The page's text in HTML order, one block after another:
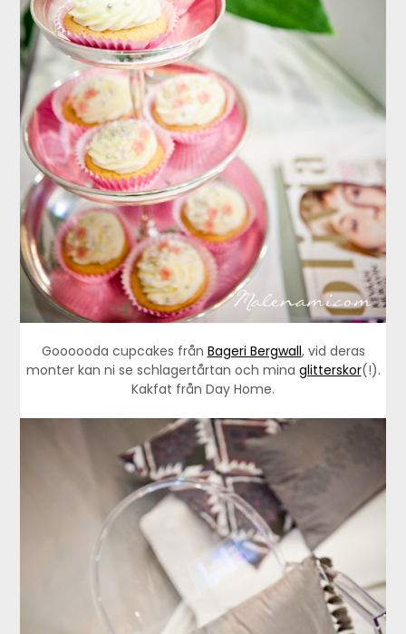
Goooooda cupcakes från Bageri Bergwall, vid deras
monter kan ni se schlagertårtan och mina glitterskor(!).
Kakfat från Day Home.